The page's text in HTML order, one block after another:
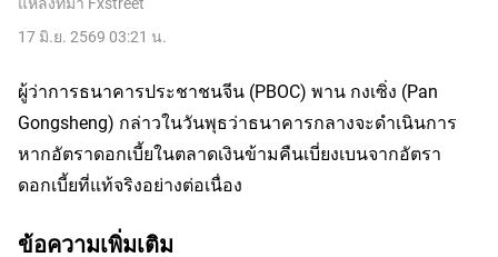
17 มิ.ย. 2569 03:21 น.
ผู้ว่าการธนาคารประชาชนจีน (PBOC) พาน กงเซิ่ง (Pan
Gongsheng) กล่าวในวันพุธว่าธนาคารกลางจะดำเนินการ
หากอัตราดอกเบี้ยในตลาดเงินข้ามคืนเบี่ยงเบนจากอัตรา
ดอกเบี้ยที่แท้จริงอย่างต่อเนื่อง
ข้อความเพิ่มเติม